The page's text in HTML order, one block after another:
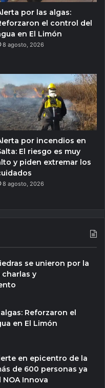
por las algas:
el control del
en El Limón
8 agosto, 2026
por incendios en
El riesgo es muy
y piden extremar los
8 agosto, 2026
se unieron por la
y
Reforzaron el
en El Limón
en epicentro de la
de 600 personas ya
Innova